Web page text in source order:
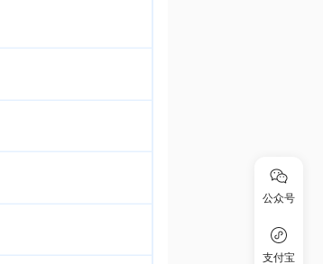
公众号
支付宝